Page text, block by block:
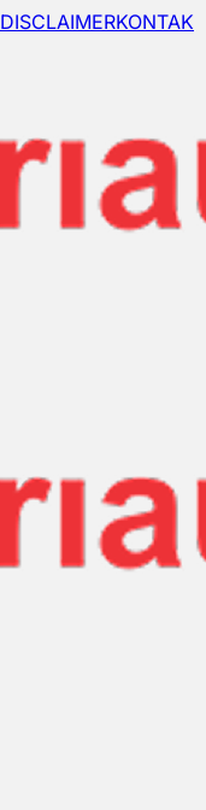
DISCLAIMERKONTAK